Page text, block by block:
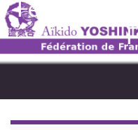
Fédération